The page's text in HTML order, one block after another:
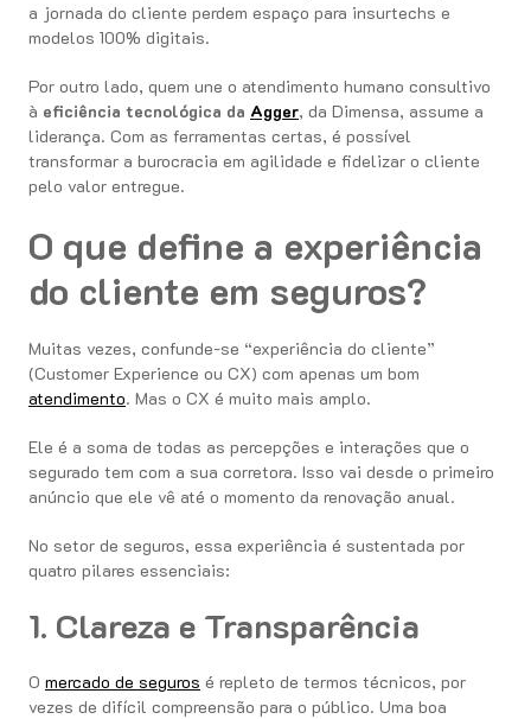
a jornada do cliente perdem espaço para insurtechs e
modelos 100% digitais.
Por outro lado, quem une o atendimento humano consultivo
à eficiência tecnológica da Agger, da Dimensa, assume a
liderança. Com as ferramentas certas, é possível
transformar a burocracia em agilidade e fidelizar o cliente
pelo valor entregue.
O que define a experiência
do cliente em seguros?
Muitas vezes, confunde-se “experiência do cliente”
(Customer Experience ou CX) com apenas um bom
atendimento. Mas o CX é muito mais amplo.
Ele é a soma de todas as percepções e interações que o
segurado tem com a sua corretora. Isso vai desde o primeiro
anúncio que ele vê até o momento da renovação anual.
No setor de seguros, essa experiência é sustentada por
quatro pilares essenciais:
1. Clareza e Transparência
O mercado de seguros é repleto de termos técnicos, por
vezes de difícil compreensão para o público. Uma boa